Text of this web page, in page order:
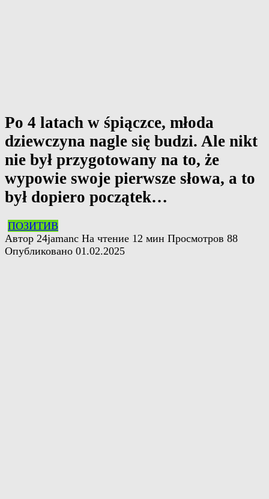
Po 4 latach w śpiączce, młoda
dziewczyna nagle się budzi. Ale nikt
nie był przygotowany na to, że
wypowie swoje pierwsze słowa, a to
był dopiero początek…
ПОЗИТИВ
Автор 24jamanc На чтение 12 мин Просмотров 88
Опубликовано 01.02.2025